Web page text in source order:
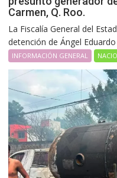
Carmen, Q. Roo.
La Fiscalía General del
detención de Ángel Eduardo
INFORMACIÓN GENERAL